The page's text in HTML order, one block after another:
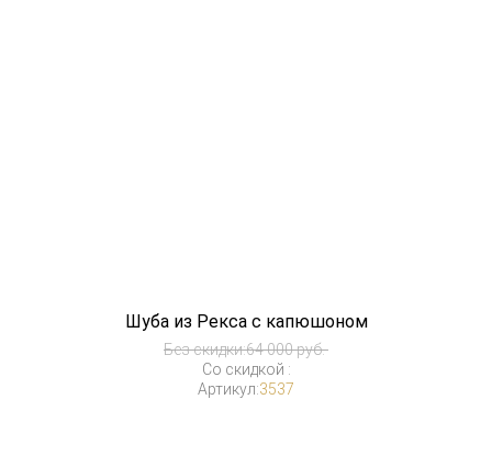
Шуба из Рекса с капюшоном
Без скидки:64 000 руб.
Со скидкой :
Артикул:3537